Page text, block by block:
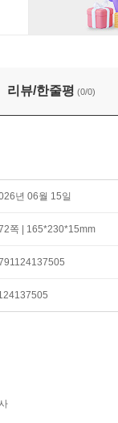
서)
리뷰/한줄평 (0/0)
년 06월 15일
쪽 | 165*230*15mm